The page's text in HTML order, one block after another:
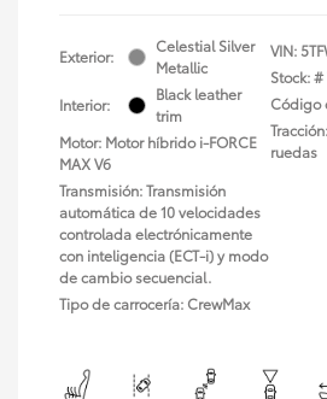
Exterior:
Celestial Silver
Metallic
Interior:
Black leather
trim
Motor: Motor híbrido i-FORCE
MAX V6
Transmisión: Transmisión
automática de 10 velocidades
controlada electrónicamente
con inteligencia (ECT-i) y modo
de cambio secuencial.
Tipo de carrocería: CrewMax
VIN:
Stock: #
Código
ruedas